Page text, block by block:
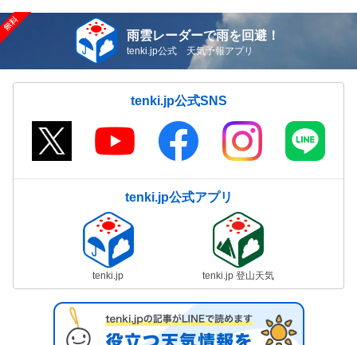
雨雲レーダーで雨を回避！
tenki.jp公式 天気予報アプリ
tenki.jp公式SNS
tenki.jp公式アプリ
tenki.jp tenki.jp 登山天気